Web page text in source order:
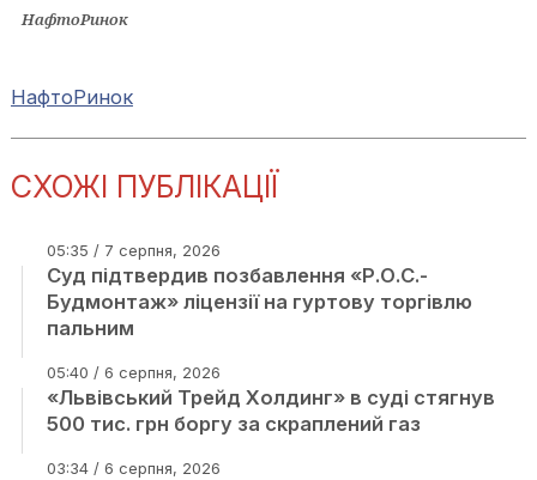
НафтоРинок
НафтоРинок
СХОЖІ ПУБЛІКАЦІЇ
05:35 / 7 серпня, 2026
Суд підтвердив позбавлення «Р.О.С.-
Будмонтаж» ліцензії на гуртову торгівлю
пальним
05:40 / 6 серпня, 2026
«Львівський Трейд Холдинг» в суді стягнув
500 тис. грн боргу за скраплений газ
03:34 / 6 серпня, 2026